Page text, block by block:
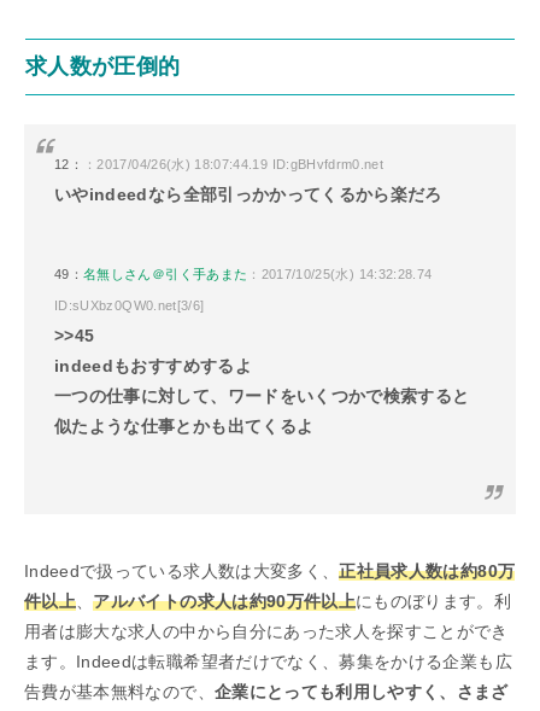
求人数が圧倒的
12： ：2017/04/26(水) 18:07:44.19 ID:gBHvfdrm0.net
いやindeedなら全部引っかかってくるから楽だろ
49：名無しさん＠引く手あまた ：2017/10/25(水) 14:32:28.74
ID:sUXbz0QW0.net[3/6]
>>45
indeedもおすすめするよ
一つの仕事に対して、ワードをいくつかで検索すると
似たような仕事とかも出てくるよ
Indeedで扱っている求人数は大変多く、正社員求人数は約80万
件以上 、アルバイトの求人は約90万件以上にものぼります。利
用者は膨大な求人の中から自分にあった求人を探すことができ
ます。Indeedは転職希望者だけでなく、募集をかける企業も広
告費が基本無料なので、 企業にとっても利用しやすく、さまざ